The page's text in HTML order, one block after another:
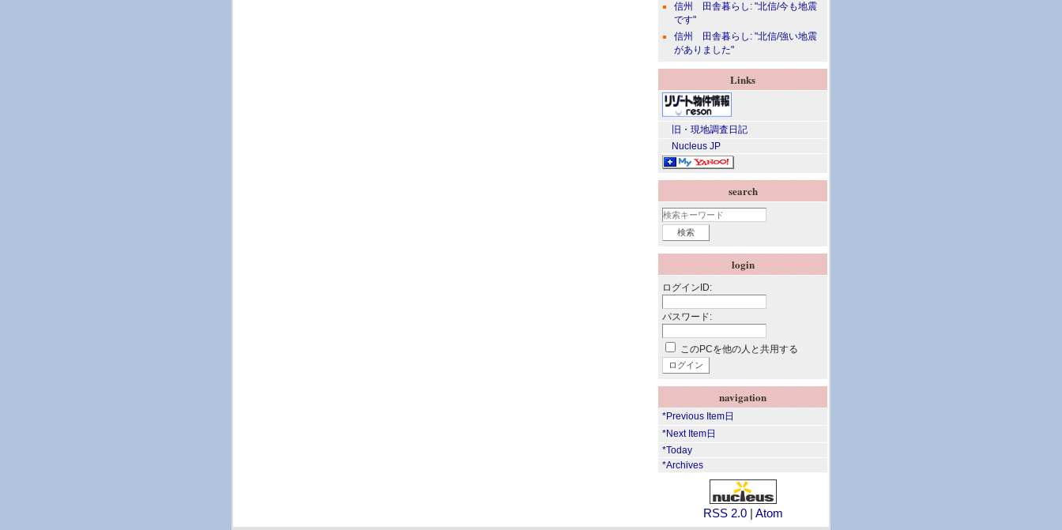
信州 田舎暮らし: "北信/今も地震
です"
信州 田舎暮らし: "北信/強い地震
がありました"
Links
旧・現地調査日記
Nucleus JP
search
login
ログインID:
パスワード:
このPCを他の人と共用する
navigation
*Previous Item日
*Next Item日
*Today
*Archives
RSS 2.0| Atom